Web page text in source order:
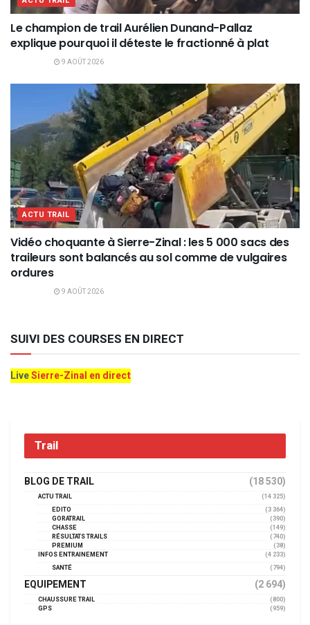
Le champion de trail Aurélien Dunand-Pallaz
explique pourquoi il déteste le fractionné à plat
9 AOÛT 2026
ACTU TRAIL
Vidéo choquante à Sierre-Zinal : les 5 000 sacs des
traileurs sont balancés au sol comme de vulgaires
ordures
9 AOÛT 2026
SUIVI DES COURSES EN DIRECT
LiveSierre-Zinal en direct
Trail
BLOG DE TRAIL (18 530)
ACTU TRAIL
(14 325)
EDITO
(3 364)
GORATRAIL
(390)
CHASSE
(149)
RÉSULTATS TRAILS
(740)
PREMIUM
(38)
INFOS ENTRAINEMENT
(4 233)
SANTÉ
(794)
EQUIPEMENT (2 694)
CHAUSSURE TRAIL
(800)
GPS
(959)